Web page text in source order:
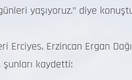
yaşıyoruz.” diye
Erciyes, Erzincan Ergan
kaydetti: